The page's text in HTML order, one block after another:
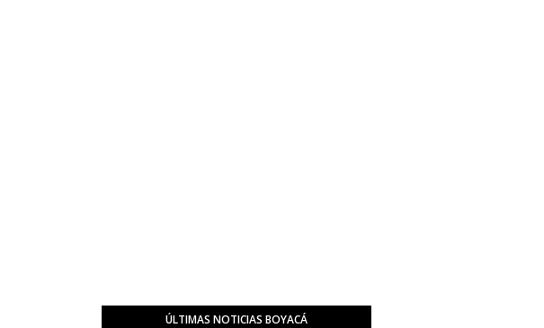
ÚLTIMAS NOTICIAS BOYACÁ